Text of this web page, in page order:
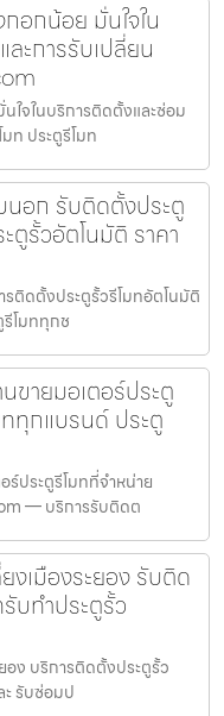
อกน้อย มั่นใจใน
ะการรับเปลี่ยน
ใจในบริการติดตั้งและซ่อม
ท ประตูรีโมท
นอก รับติดตั้งประตู
ตูรั้วอัตโนมัติ ราคา
ติดตั้งประตูรั้วรีโมทอัตโนมัติ
รีโมททุกช
ขายมอเตอร์ประตู
ทุกแบรนด์ ประตู
ร์ประตูรีโมทที่จำหน่าย
— บริการรับติดต
งเมืองระยอง รับติด
บทำประตูรั้ว
อง บริการติดตั้งประตูรั้ว
ะ รับซ่อมป